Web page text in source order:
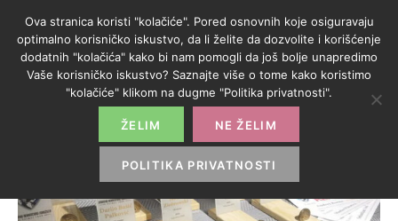
Ova stranica koristi "kolačiće". Pored osnovnih koje osiguravaju
optimalno korisničko iskustvo, da li želite da dozvolite i korišćenje
dodatnih "kolačića" kako bi nam pomogli da još bolje unapredimo
Vaše korisničko iskustvo? Saznajte više o tome kako koristimo
"kolačiće" klikom na dugme "Politika privatnosti".
ŽELIM NE ŽELIM
POLITIKA PRIVATNOSTI